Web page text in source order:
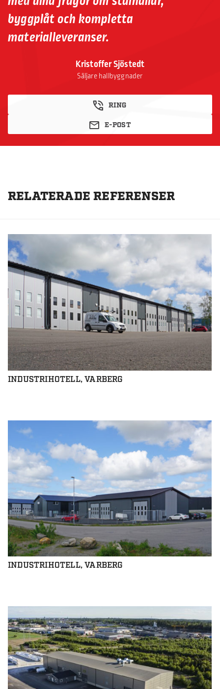
Kristoffer Sjöstedt
Säljare hallbyggnader
RING
E-POST
byggplåt och kompletta
materialleveranser.
RELATERADE REFERENSER
INDUSTRIHOTELL, VARBERG
INDUSTRIHOTELL, VARBERG